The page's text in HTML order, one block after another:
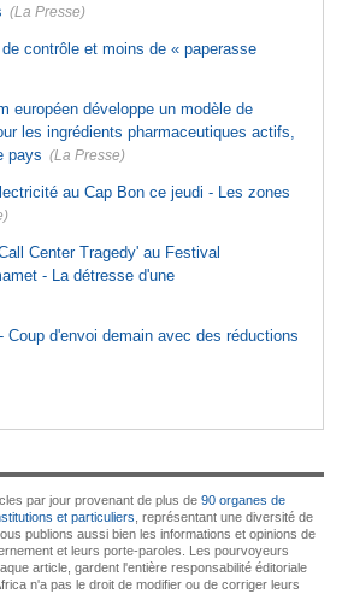
(La Presse)
contrôle et moins de « paperasse
européen développe un modèle de
les ingrédients pharmaceutiques actifs,
pays (La Presse)
au Cap Bon ce jeudi - Les zones
Center Tragedy' au Festival
- La détresse d'une
Coup d'envoi demain avec des réductions
par jour provenant de plus de 90 organes de
et particuliers , représentant une diversité de
publions aussi bien les informations et opinions de
et leurs porte-paroles. Les pourvoyeurs
article, gardent l'entière responsabilité éditoriale
n'a pas le droit de modifier ou de corriger leurs